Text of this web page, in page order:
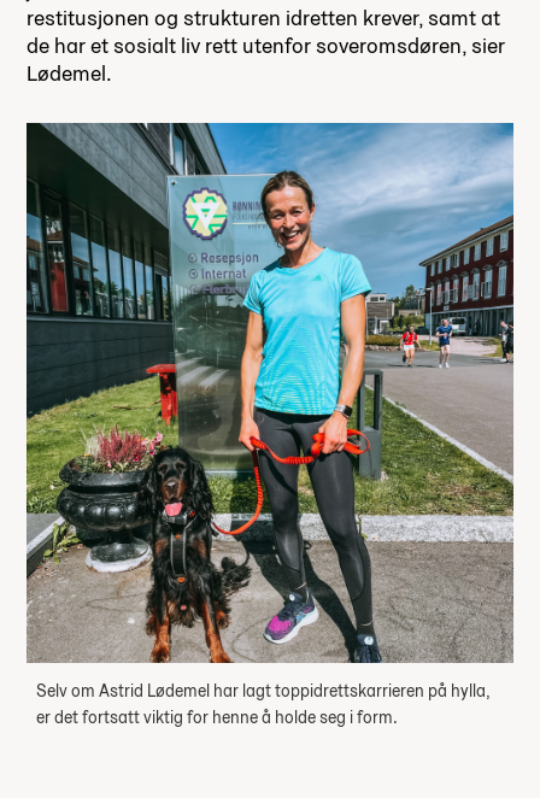
restitusjonen og strukturen idretten krever, samt at
de har et sosialt liv rett utenfor soveromsdøren, sier
Lødemel.
Selv om Astrid Lødemel har lagt toppidrettskarrieren på hylla,
er det fortsatt viktig for henne å holde seg i form.